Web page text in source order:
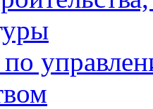
по